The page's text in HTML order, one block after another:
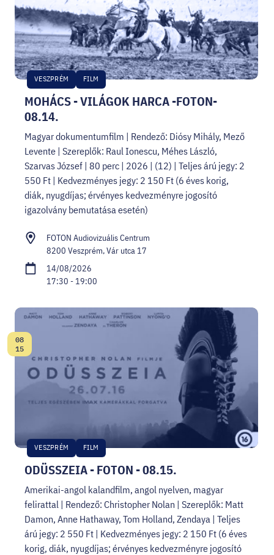
MOHÁCS - VILÁGOK HARCA -FOTON-
08.14.
VESZPRÉM FILM
Magyar dokumentumfilm | Rendező: Diósy Mihály, Mező
Levente | Szereplők: Raul Ionescu, Méhes László,
Szarvas József | 80 perc | 2026 | (12) | Teljes árú jegy: 2
550 Ft | Kedvezményes jegy: 2 150 Ft (6 éves korig,
diák, nyugdíjas; érvényes kedvezményre jogosító
igazolvány bemutatása esetén)
FOTON Audiovizuális Centrum
8200 Veszprém, Vár utca 17
14/08/2026
17:30 - 19:00
ODÜSSZEIA - FOTON - 08.15.
VESZPRÉM FILM
Date:
08
15
Amerikai-angol kalandfilm, angol nyelven, magyar
felirattal | Rendező: Christopher Nolan | Szereplők: Matt
Damon, Anne Hathaway, Tom Holland, Zendaya | Teljes
árú jegy: 2 550 Ft | Kedvezményes jegy: 2 150 Ft (6 éves
korig, diák, nyugdíjas; érvényes kedvezményre jogosító